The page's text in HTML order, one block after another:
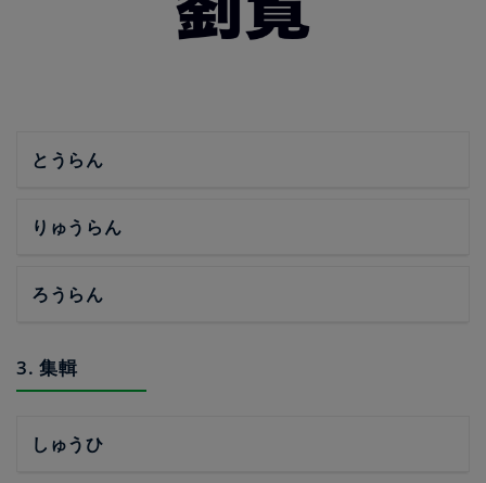
とうらん
りゅうらん
ろうらん
3. 集輯
しゅうひ